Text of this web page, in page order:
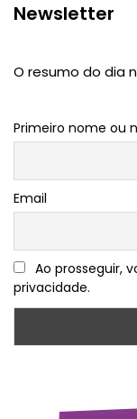
Newsletter
O resumo do dia
Primeiro nome ou
Email
Ao prosseguir,
privacidade.